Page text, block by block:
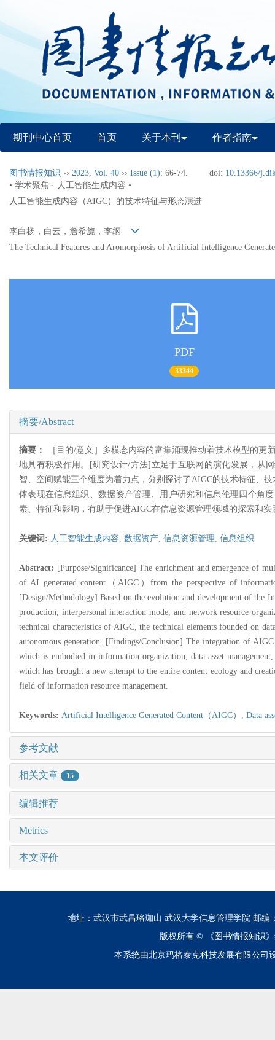
期刊中心首页 首页 关于本刊 作者指南
图书情报知识 ›› 2023, Vol. 40 ›› Issue (1): 66-74. doi: 10.13366/
• 学术聚焦 · 人工智能生成内容 •
人工智能生成内容（AIGC）的技术特征与形态演进
李白杨，白云，詹希旎，李纲
The Technical Features and Aromorphosis of Artificial Intelligence
PDF
33344
摘要/Abstract
摘要：
［目的/意义］多模态内容的富集涌现推动着技术模型的
地具有积极作用。[研究设计/方法]立足于互联网的演化发展，从
智、空间赋能三个维度为着力点，分别探讨了AIGC的技术特征、
体表现在信息组织、数据资产管理、用户研究和信息伦理四个角
素、特征和影响，有助于促进AIGC在信息资源管理领域的探索和实
关键词: 人工智能生成内容, 数据资产, 信息资源管理, 信息组织
Abstract: [Purpose/Significance] The enrichment and emergence of
of AI generated content（AIGC）from the perspective of
[Design/Methodology] Based on the evolution and development of the
production, interpersonal interaction mode, and network resource
technical characteristics of AIGC, the technical elements founded on
autonomous generation. [Findings/Conclusion] The integration of
which is embodied in information organization, data asset
which has brought a new attempt to the entire content ecology and
field of information resource management.
Keywords: Artificial Intelligence Generated Content（AIGC）, Data
参考文献
相关文章 15
编辑推荐
Metrics
本文评价
地址：武汉市武昌珞珈山 武汉大学信息管理学院 邮编
版权所有 ©
《图书情报知识
本系统由北京玛格泰克科技发展有限公司